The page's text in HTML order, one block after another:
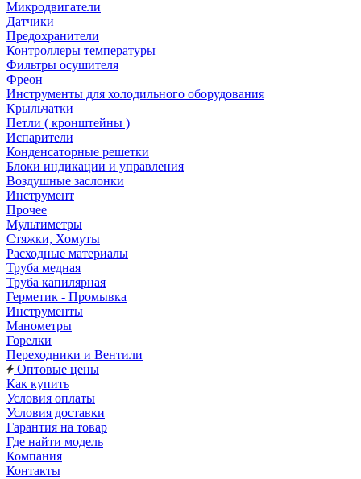
Микродвигатели
Датчики
Предохранители
Контроллеры температуры
Фильтры осушителя
Фреон
Инструменты для холодильного оборудования
Крыльчатки
Петли ( кронштейны )
Испарители
Конденсаторные решетки
Блоки индикации и управления
Воздушные заслонки
Инструмент
Прочее
Мультиметры
Стяжки, Хомуты
Расходные материалы
Труба медная
Труба капилярная
Герметик - Промывка
Инструменты
Манометры
Горелки
Переходники и Вентили
Оптовые цены
Как купить
Условия оплаты
Условия доставки
Гарантия на товар
Где найти модель
Компания
Контакты